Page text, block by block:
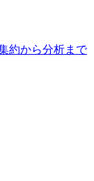
約から分析まで